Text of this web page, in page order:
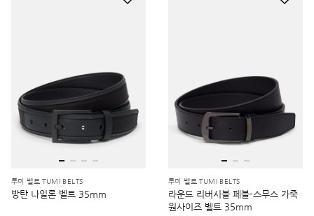
투미 벨트 TUMI BELTS
방탄 나일론 벨트 35mm
투미 벨트 TUMI BELTS
라운드 리버시블 페블-스무스 가죽
원사이즈 벨트 35mm